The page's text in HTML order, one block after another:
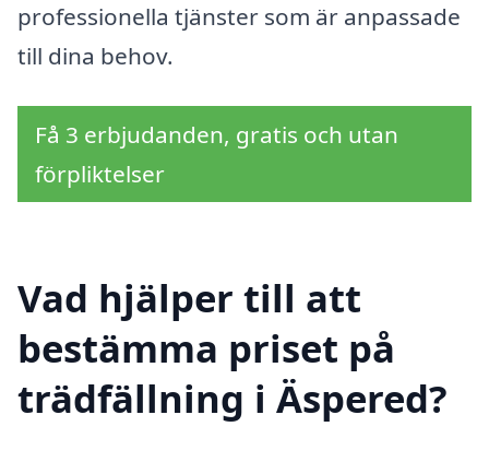
professionella tjänster som är anpassade
till dina behov.
Få 3 erbjudanden, gratis och utan
förpliktelser
Vad hjälper till att
bestämma priset på
trädfällning i Äspered?